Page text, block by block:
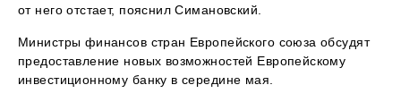
от него отстает, пояснил Симановский.
Министры финансов стран Европейского союза обсудят
предоставление новых возможностей Европейскому
инвестиционному банку в середине мая.